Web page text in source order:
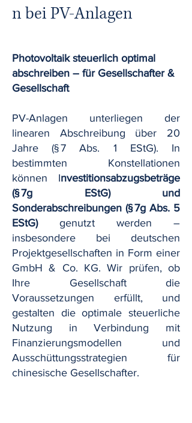
n bei PV-Anlagen
Photovoltaik steuerlich optimal
abschreiben – für Gesellschafter &
Gesellschaft
PV-Anlagen unterliegen der
linearen Abschreibung über 20
Jahre (§ 7 Abs. 1 EStG). In
bestimmten Konstellationen
können Investitionsabzugsbeträge
(§ 7g EStG) und
Sonderabschreibungen (§ 7g Abs. 5
EStG)genutzt werden –
insbesondere bei deutschen
Projektgesellschaften in Form einer
GmbH & Co. KG. Wir prüfen, ob
Ihre Gesellschaft die
Voraussetzungen erfüllt, und
gestalten die optimale steuerliche
Nutzung in Verbindung mit
Finanzierungsmodellen und
Ausschüttungsstrategien für
chinesische Gesellschafter.